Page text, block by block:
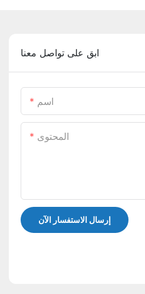
ابق على تواصل معنا
اسم
المحتوى
إرسال الاستفسار الآن